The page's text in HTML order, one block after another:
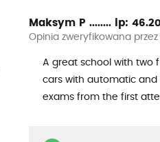
Maksym P ........ ip:
Opinia zweryfikowana
A great school with two
cars with automatic and
exams from the first